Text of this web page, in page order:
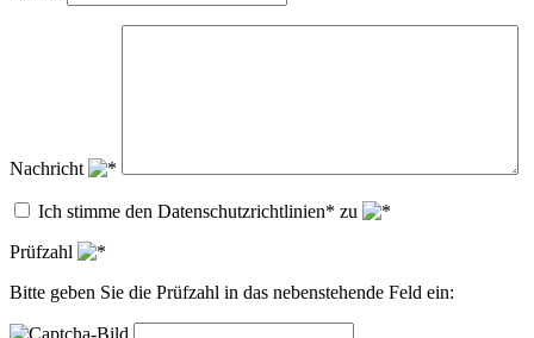
Nachricht
Ich stimme den Datenschutzrichtlinien* zu
Prüfzahl
Bitte geben Sie die Prüfzahl in das nebenstehende Feld ein: